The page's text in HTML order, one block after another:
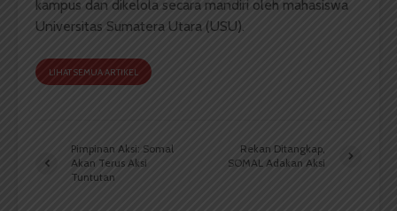
kampus dan dikelola secara mandiri oleh mahasiswa
Universitas Sumatera Utara (USU).
LIHAT SEMUA ARTIKEL
Pimpinan Aksi: Somal
Akan Terus Aksi
Tuntutan
Rekan Ditangkap,
SOMAL Adakan Aksi